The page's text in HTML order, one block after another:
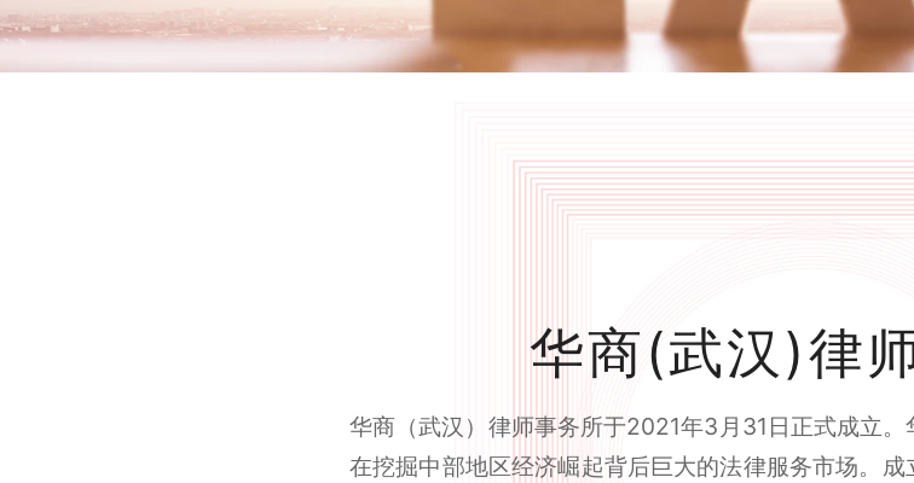
华商(武汉)律
华商（武汉）律师事务所于2021年3月31日正式成立
在挖掘中部地区经济崛起背后巨大的法律服务市场。